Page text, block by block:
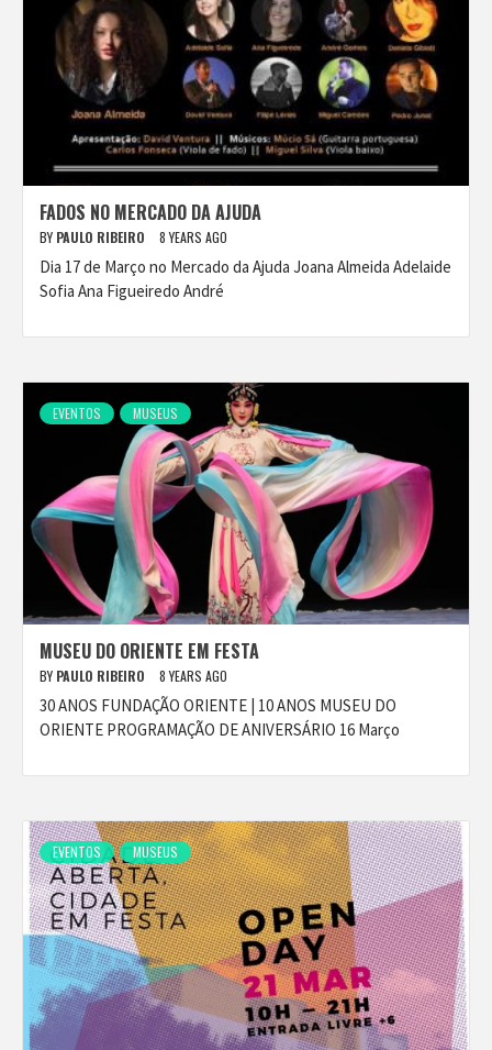
FADOS NO MERCADO DA AJUDA
BY PAULO RIBEIRO 8 YEARS AGO
Dia 17 de Março no Mercado da Ajuda Joana Almeida Adelaide
Sofia Ana Figueiredo André
EVENTOS MUSEUS
MUSEU DO ORIENTE EM FESTA
BY PAULO RIBEIRO 8 YEARS AGO
30 ANOS FUNDAÇÃO ORIENTE | 10 ANOS MUSEU DO
ORIENTE PROGRAMAÇÃO DE ANIVERSÁRIO 16 Março
EVENTOS MUSEUS